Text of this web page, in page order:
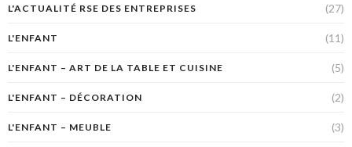
L'ACTUALITÉ RSE DES ENTREPRISES (27)
L'ENFANT (11)
L'ENFANT – ART DE LA TABLE ET CUISINE (5)
L'ENFANT – DÉCORATION (2)
L'ENFANT – MEUBLE (3)